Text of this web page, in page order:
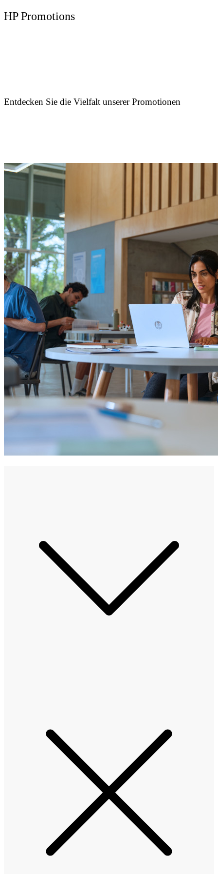
HP Promotions
Entdecken Sie die Vielfalt unserer Promotionen